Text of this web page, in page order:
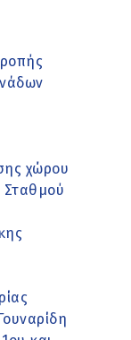
χώρου
Σταθμού